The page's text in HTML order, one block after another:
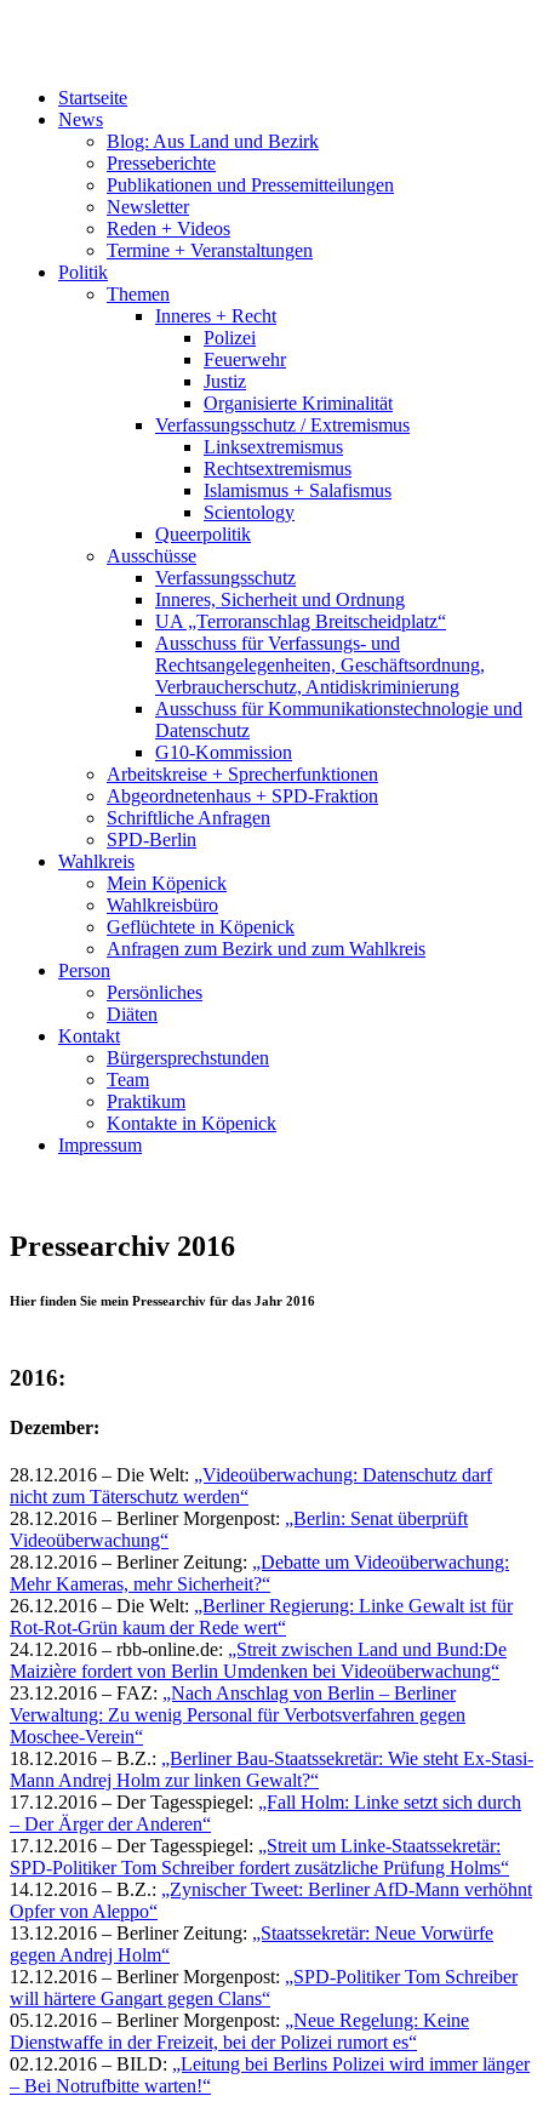
Startseite
News
Blog: Aus Land und Bezirk
Presseberichte
Publikationen und Pressemitteilungen
Newsletter
Reden + Videos
Termine + Veranstaltungen
Politik
Themen
Inneres + Recht
Polizei
Feuerwehr
Justiz
Organisierte Kriminalität
Verfassungsschutz / Extremismus
Linksextremismus
Rechtsextremismus
Islamismus + Salafismus
Scientology
Queerpolitik
Ausschüsse
Verfassungsschutz
Inneres, Sicherheit und Ordnung
UA „Terroranschlag Breitscheidplatz“
Ausschuss für Verfassungs- und
Rechtsangelegenheiten, Geschäftsordnung,
Verbraucherschutz, Antidiskriminierung
Ausschuss für Kommunikationstechnologie und
Datenschutz
G10-Kommission
Arbeitskreise + Sprecherfunktionen
Abgeordnetenhaus + SPD-Fraktion
Schriftliche Anfragen
SPD-Berlin
Wahlkreis
Mein Köpenick
Wahlkreisbüro
Geflüchtete in Köpenick
Anfragen zum Bezirk und zum Wahlkreis
Person
Persönliches
Diäten
Kontakt
Bürgersprechstunden
Team
Praktikum
Kontakte in Köpenick
Impressum
Pressearchiv 2016
Hier finden Sie mein Pressearchiv für das Jahr 2016
2016:
Dezember:
28.12.2016 – Die Welt: „Videoüberwachung: Datenschutz darf
nicht zum Täterschutz werden“
28.12.2016 – Berliner Morgenpost: „Berlin: Senat überprüft
Videoüberwachung“
28.12.2016 – Berliner Zeitung: „Debatte um Videoüberwachung:
Mehr Kameras, mehr Sicherheit?“
26.12.2016 – Die Welt: „Berliner Regierung: Linke Gewalt ist für
Rot-Rot-Grün kaum der Rede wert“
24.12.2016 – rbb-online.de: „Streit zwischen Land und Bund:De
Maizière fordert von Berlin Umdenken bei Videoüberwachung“
23.12.2016 – FAZ: „Nach Anschlag von Berlin – Berliner
Verwaltung: Zu wenig Personal für Verbotsverfahren gegen
Moschee-Verein“
18.12.2016 – B.Z.: „Berliner Bau-Staatssekretär: Wie steht Ex-Stasi-
Mann Andrej Holm zur linken Gewalt?“
17.12.2016 – Der Tagesspiegel: „Fall Holm: Linke setzt sich durch
– Der Ärger der Anderen“
17.12.2016 – Der Tagesspiegel: „Streit um Linke-Staatssekretär:
SPD-Politiker Tom Schreiber fordert zusätzliche Prüfung Holms“
14.12.2016 – B.Z.: „Zynischer Tweet: Berliner AfD-Mann verhöhnt
Opfer von Aleppo“
13.12.2016 – Berliner Zeitung: „Staatssekretär: Neue Vorwürfe
gegen Andrej Holm“
12.12.2016 – Berliner Morgenpost: „SPD-Politiker Tom Schreiber
will härtere Gangart gegen Clans“
05.12.2016 – Berliner Morgenpost: „Neue Regelung: Keine
Dienstwaffe in der Freizeit, bei der Polizei rumort es“
02.12.2016 – BILD: „Leitung bei Berlins Polizei wird immer länger
– Bei Notrufbitte warten!“